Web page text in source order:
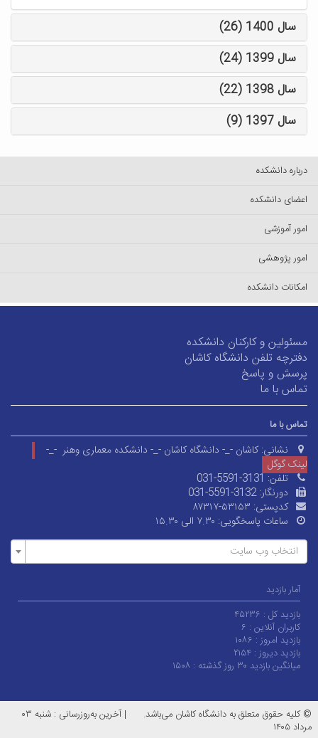
سال 1400 (26)
سال 1399 (24)
سال 1398 (22)
سال 1397 (9)
درباره دانشکده
اعضای دانشکده
امور آموزشی
امور پژوهشی
امکانات دانشکده
مسئولین و کارکنان دانشکده
دفترچه تلفن دانشگاه کاشان
پرسش و پاسخ
تماس با ما
تماس با ما
نشانی: کاشان -_- دانشگاه کاشان -_- دانشکده معماری وهنر -_-
لینک گوگل
تلفن:031-5591-3131
دورنگار:031-5591-3132
کدپستی: ۸۷۳۱۷-۵۳۱۵۳
ساعات پاسخگویی: ۷.۳۰ الی ۱۵.۳۰
انتخاب وب سایت
آمار بازدید
بازدید کل : ۴۵۲۳۶
کاربران آنلاین : ۶
بازدید امروز : ۱۰۸۶
بازدید دیروز : ۲۱۵۴
میانگین بازدید ۳۰ روز گذشته :
۱۵۰۸
© کلیه حقوق متعلق به دانشگاه کاشان می‌باشد. |
آخرین به‌روزرسانی : شنبه ۰۳
مرداد ۱۴۰۵